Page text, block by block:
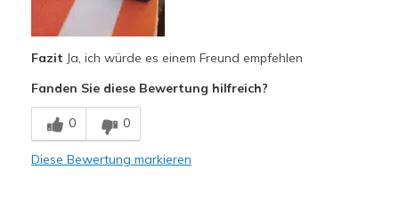
Durable
Stylish
Geeignete Verwendung
Casual Wear
Travel
Fazit Ja, ich würde es einem Freund empfehlen
Fanden Sie diese Bewertung hilfreich?
0 0
Diese Bewertung markieren